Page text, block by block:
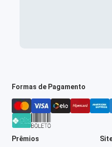
Formas de Pagamento
Prêmios